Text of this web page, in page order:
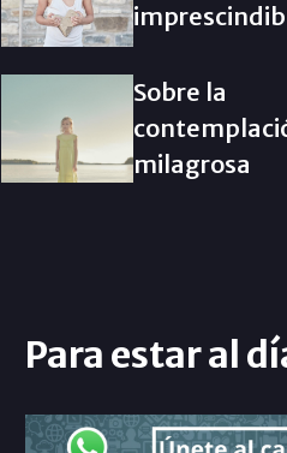
Sobre la
milagrosa
Para estar al